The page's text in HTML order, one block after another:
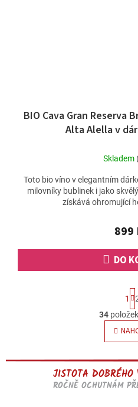
BIO Cava Gran Reserva
Alta Alella v
Skladem
899
DO
Toto bio víno v elegantním
milovníky bublinek i jako
získává ohromující
O
v
l
d
a
c
S
t
r
á
n
k
v
á
n
í
1
34
JISTOTA DOBRÉHO
ROČNĚ OCHUTNÁM